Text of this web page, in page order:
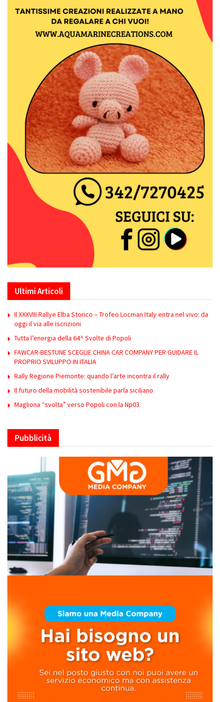
Ultimi Articoli
Il XXXVIII Rallye Elba Storico – Trofeo Locman Italy entra nel vivo: da
oggi il via alle iscrizioni
Tutta l’energia della 64^ Svolte di Popoli
FAWCAR-BESTUNE SCEGLIE CHINA CAR COMPANY PER GUIDARE IL
PROPRIO SVILUPPO IN ITALIA
Rally Regione Piemonte: quando l’arte incontra il rally
Il futuro della mobilità sostenibile parla siciliano
Magliona “svolta” verso Popoli con la Np03
Pubblicità